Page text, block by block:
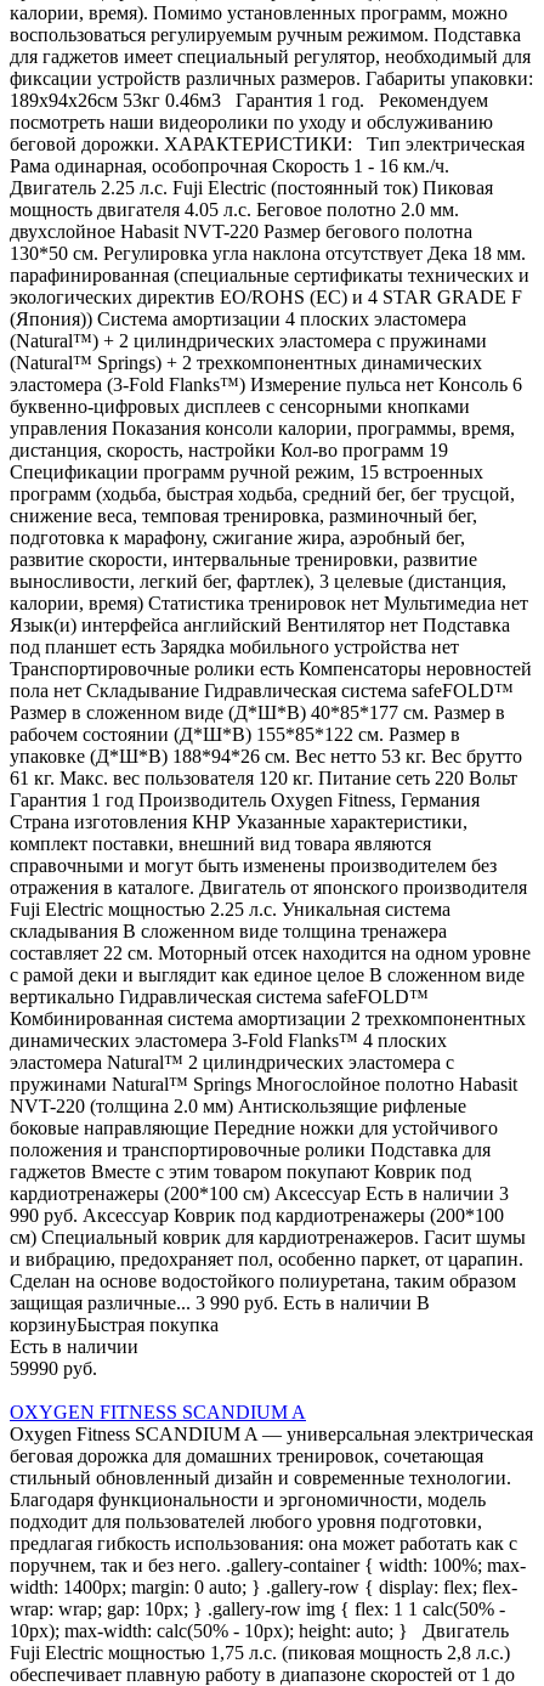
калории, время). Помимо установленных программ, можно
воспользоваться регулируемым ручным режимом. Подставка
для гаджетов имеет специальный регулятор, необходимый для
фиксации устройств различных размеров. Габариты упаковки:
189х94х26см 53кг 0.46м3 Гарантия 1 год. Рекомендуем
посмотреть наши видеоролики по уходу и обслуживанию
беговой дорожки. ХАРАКТЕРИСТИКИ: Тип электрическая
Рама одинарная, особопрочная Скорость 1 - 16 км./ч.
Двигатель 2.25 л.с. Fuji Electric (постоянный ток) Пиковая
мощность двигателя 4.05 л.с. Беговое полотно 2.0 мм.
двухслойное Habasit NVT-220 Размер бегового полотна
130*50 см. Регулировка угла наклона отсутствует Дека 18 мм.
парафинированная (специальные сертификаты технических и
экологических директив EO/ROHS (ЕС) и 4 STAR GRADE F
(Япония)) Система амортизации 4 плоских эластомера
(Natural™) + 2 цилиндрических эластомера с пружинами
(Natural™ Springs) + 2 трехкомпонентных динамических
эластомера (3-Fold Flanks™) Измерение пульса нет Консоль 6
буквенно-цифровых дисплеев с сенсорными кнопками
управления Показания консоли калории, программы, время,
дистанция, скорость, настройки Кол-во программ 19
Спецификации программ ручной режим, 15 встроенных
программ (ходьба, быстрая ходьба, средний бег, бег трусцой,
снижение веса, темповая тренировка, разминочный бег,
подготовка к марафону, сжигание жира, аэробный бег,
развитие скорости, интервальные тренировки, развитие
выносливости, легкий бег, фартлек), 3 целевые (дистанция,
калории, время) Статистика тренировок нет Мультимедиа нет
Язык(и) интерфейса английский Вентилятор нет Подставка
под планшет есть Зарядка мобильного устройства нет
Транспортировочные ролики есть Компенсаторы неровностей
пола нет Складывание Гидравлическая система safeFOLD™
Размер в сложенном виде (Д*Ш*В) 40*85*177 см. Размер в
рабочем состоянии (Д*Ш*В) 155*85*122 см. Размер в
упаковке (Д*Ш*В) 188*94*26 см. Вес нетто 53 кг. Вес брутто
61 кг. Макс. вес пользователя 120 кг. Питание сеть 220 Вольт
Гарантия 1 год Производитель Oxygen Fitness, Германия
Страна изготовления КНР Указанные характеристики,
комплект поставки, внешний вид товара являются
справочными и могут быть изменены производителем без
отражения в каталоге. Двигатель от японского производителя
Fuji Electric мощностью 2.25 л.с. Уникальная система
складывания В сложенном виде толщина тренажера
составляет 22 см. Моторный отсек находится на одном уровне
с рамой деки и выглядит как единое целое В сложенном виде
вертикально Гидравлическая система safeFOLD™
Комбинированная система амортизации 2 трехкомпонентных
динамических эластомера 3-Fold Flanks™ 4 плоских
эластомера Natural™ 2 цилиндрических эластомера с
пружинами Natural™ Springs Многослойное полотно Habasit
NVT-220 (толщина 2.0 мм) Антискользящие рифленые
боковые направляющие Передние ножки для устойчивого
положения и транспортировочные ролики Подставка для
гаджетов Вместе с этим товаром покупают Коврик под
кардиотренажеры (200*100 см) Аксессуар Есть в наличии 3
990 руб. Аксессуар Коврик под кардиотренажеры (200*100
см) Специальный коврик для кардиотренажеров. Гасит шумы
и вибрацию, предохраняет пол, особенно паркет, от царапин.
Сделан на основе водостойкого полиуретана, таким образом
защищая различные... 3 990 руб. Есть в наличии В
корзинуБыстрая покупка
Есть в наличии
59990 руб.
OXYGEN FITNESS SCANDIUM A
Oxygen Fitness SCANDIUM A — универсальная электрическая
беговая дорожка для домашних тренировок, сочетающая
стильный обновленный дизайн и современные технологии.
Благодаря функциональности и эргономичности, модель
подходит для пользователей любого уровня подготовки,
предлагая гибкость использования: она может работать как с
поручнем, так и без него. .gallery-container { width: 100%; max-
width: 1400px; margin: 0 auto; } .gallery-row { display: flex; flex-
wrap: wrap; gap: 10px; } .gallery-row img { flex: 1 1 calc(50% -
10px); max-width: calc(50% - 10px); height: auto; } Двигатель
Fuji Electric мощностью 1,75 л.с. (пиковая мощность 2,8 л.с.)
обеспечивает плавную работу в диапазоне скоростей от 1 до